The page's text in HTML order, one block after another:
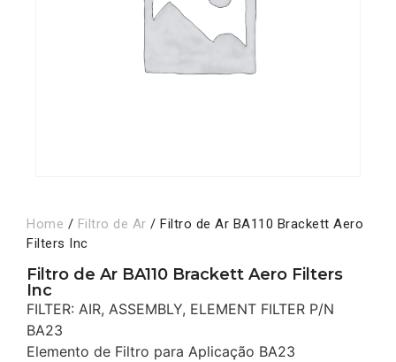
Home / Filtro de Ar / Filtro de Ar BA110 Brackett Aero
Filters Inc
Filtro de Ar BA110 Brackett Aero Filters
Inc
FILTER: AIR, ASSEMBLY, ELEMENT FILTER P/N
BA23
Elemento de Filtro para Aplicação BA23